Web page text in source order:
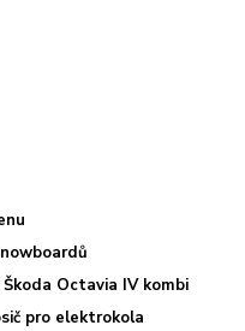
Octavia IV kombi
pro elektrokola